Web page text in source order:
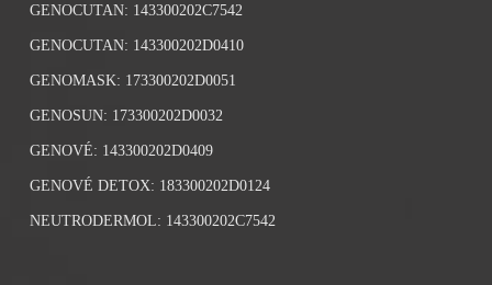
GENOCUTAN: 143300202C7542
GENOCUTAN: 143300202D0410
GENOMASK: 173300202D0051
GENOSUN: 173300202D0032
GENOVÉ: 143300202D0409
GENOVÉ DETOX: 183300202D0124
NEUTRODERMOL: 143300202C7542